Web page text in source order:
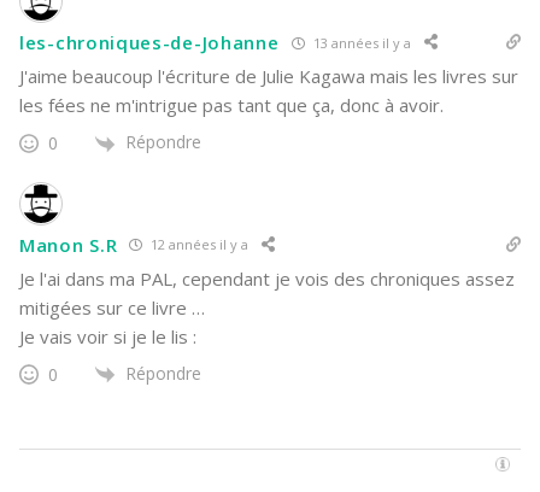
les-chroniques-de-Johanne 13 années il y a
J'aime beaucoup l'écriture de Julie Kagawa mais les livres sur
les fées ne m'intrigue pas tant que ça, donc à avoir.
0 Répondre
Manon S.R 12 années il y a
Je l'ai dans ma PAL, cependant je vois des chroniques assez
mitigées sur ce livre …
Je vais voir si je le lis :
0 Répondre